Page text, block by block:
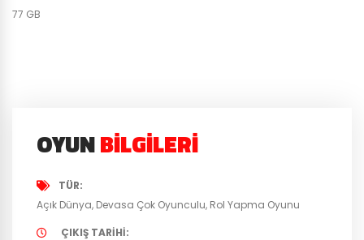
77 GB
OYUNBILGILERI
TÜR
Açık Dünya Devasa Çok Oyunculu Rol Yapma Oyunu
ÇIKIŞ TARIHI